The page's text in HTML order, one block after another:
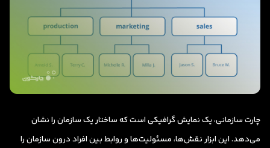
چارت سازمانی، یک نمایش گرافیکی است که ساختار یک سازمان را نشان
می‌دهد. این ابزار نقش‌ها، مسئولیت‌ها و روابط بین افراد درون سازمان را